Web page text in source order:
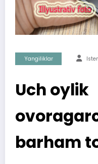
Yangiliklar
Uch oylik
barham